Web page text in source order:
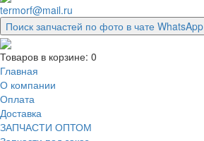
termorf@mail.ru
Поиск запчастей по фото в чате WhatsApp
Товаров в корзине: 0
Главная
О компании
Оплата
Доставка
ЗАПЧАСТИ ОПТОМ